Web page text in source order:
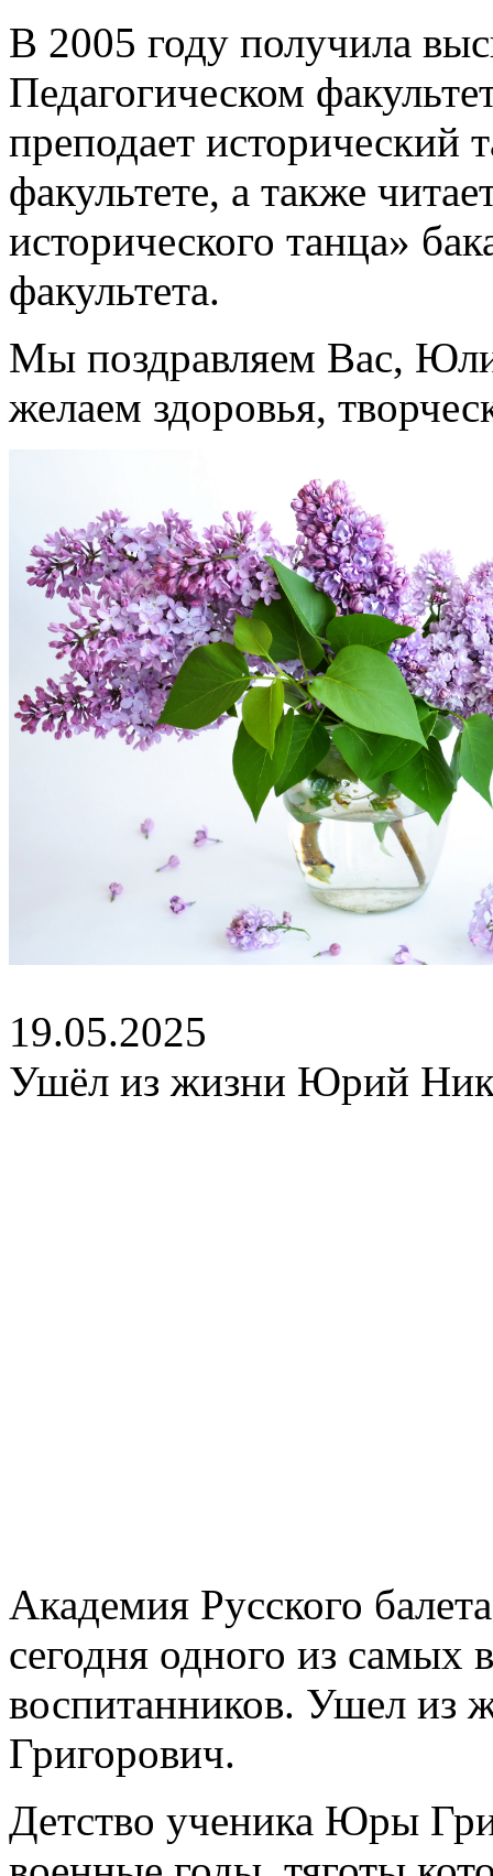
В 2005 году получила
Педагогическом
преподает исторический
факультете, а также
исторического танца»
факультета.
Мы поздравляем Вас,
желаем здоровья,
19.05.2025
Ушёл из жизни Юрий
Академия Русского
сегодня одного из
воспитанников. Ушел из
Григорович.
Детство ученика Юры